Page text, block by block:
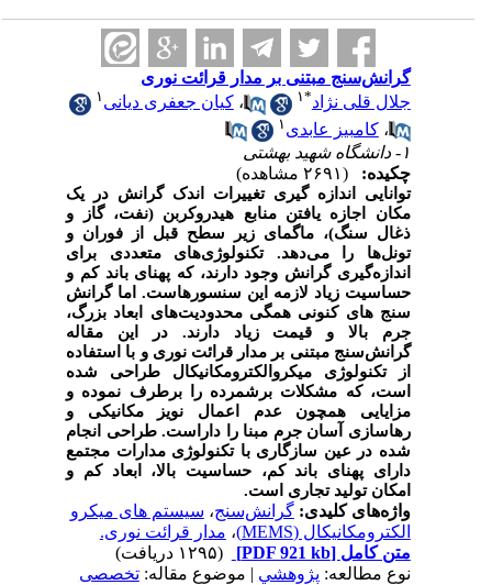
گرانش‌سنج مبتنی بر مدار قرائت نوری
جلال قلی نژاد *۱ ،کیان جعفری دیانی
،کامبیز عابدی
چکیده:
توانایی اندازه گیری تغییرات اندک گرانش در یک
مکان اجازه یافتن منابع هیدروکربن (نفت، گاز و
ذغال سنگ)، ماگمای زیر سطح قبل از فوران و
تونل‌ها را می‌دهد. تکنولوژی‌های متعددی برای
اندازه‌گیری گرانش وجود دارند، که پهنای باند کم و
حساسیت زیاد لازمه این سنسورهاست. اما گرانش
سنج های کنونی همگی محدودیت‌های ابعاد بزرگ،
جرم بالا و قیمت زیاد دارند. در این مقاله
گرانش‌سنج مبتنی بر مدار قرائت نوری و با استفاده
از تکنولوژی میکروالکترومکانیکال طراحی شده
است، که مشکلات برشمرده را برطرف نموده و
مزایایی همچون عدم اعمال نویز مکانیکی و
رهاسازی آسان جرم مبنا را داراست. طراحی انجام
شده در عین سازگاری با تکنولوژی مدارات مجتمع
دارای پهنای باند کم، حساسیت بالا، ابعاد کم و
امکان تولید تجاری است.
واژه‌های کلیدی:گرانش‌سنج،سیستم ‌های میکرو
الکترومکانیکال (MEMS)
،مدار قرائت نوری.
متن کامل[PDF 921 kb]
نوع مطالعه:پژوهشي| موضوع مقاله:تخصصی